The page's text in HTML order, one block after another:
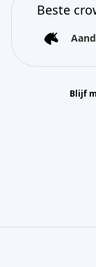
Beste
Blijf